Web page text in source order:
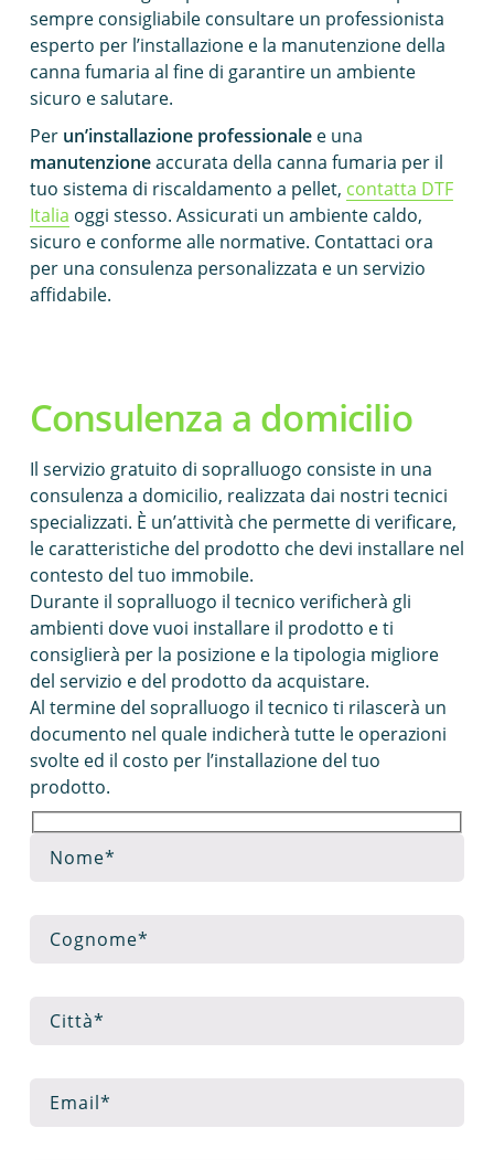
sempre consigliabile consultare un professionista
esperto per l’installazione e la manutenzione della
canna fumaria al fine di garantire un ambiente
sicuro e salutare.
Per un’installazione professionalee una
manutenzioneaccurata della canna fumaria per il
tuo sistema di riscaldamento a pellet, contatta DTF
Italia oggi stesso. Assicurati un ambiente caldo,
sicuro e conforme alle normative. Contattaci ora
per una consulenza personalizzata e un servizio
affidabile.
Consulenza a domicilio
Il servizio gratuito di sopralluogo consiste in una
consulenza a domicilio, realizzata dai nostri tecnici
specializzati. È un’attività che permette di verificare,
le caratteristiche del prodotto che devi installare nel
contesto del tuo immobile.
Durante il sopralluogo il tecnico verificherà gli
ambienti dove vuoi installare il prodotto e ti
consiglierà per la posizione e la tipologia migliore
del servizio e del prodotto da acquistare.
Al termine del sopralluogo il tecnico ti rilascerà un
documento nel quale indicherà tutte le operazioni
svolte ed il costo per l’installazione del tuo
prodotto.